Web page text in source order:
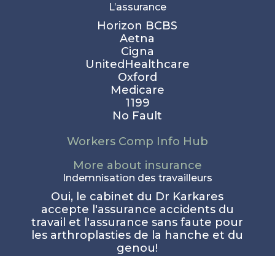
L’assurance
Horizon BCBS
Aetna
Cigna
UnitedHealthcare
Oxford
Medicare
1199
No Fault
Workers Comp Info Hub
More about insurance
Indemnisation des travailleurs
Oui, le cabinet du Dr Karkares
accepte l'assurance accidents du
travail et l'assurance sans faute pour
les arthroplasties de la hanche et du
genou!